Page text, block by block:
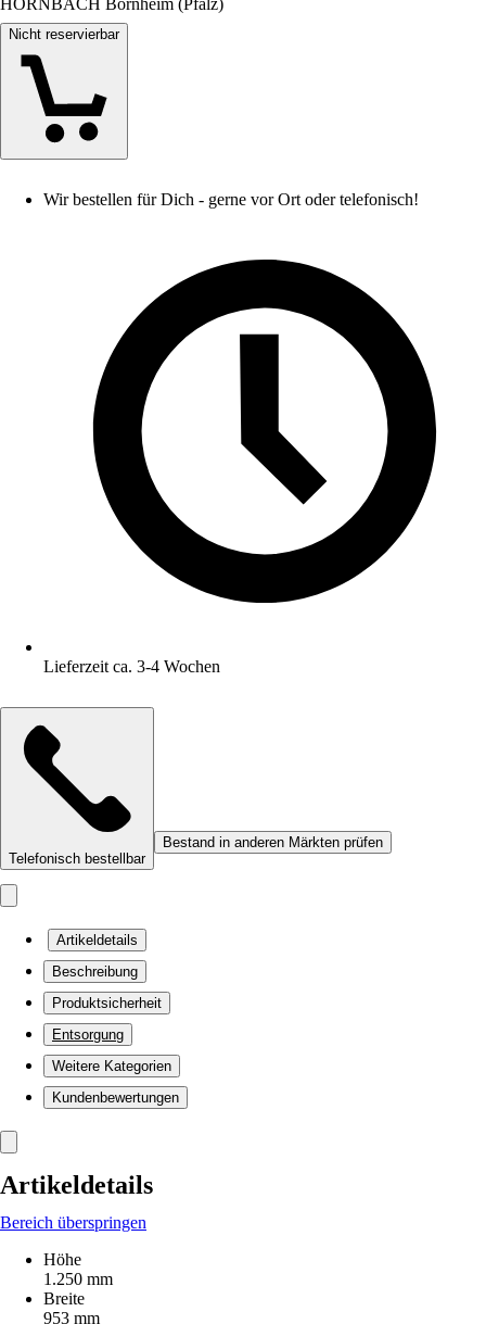
HORNBACH Bornheim (Pfalz)
Nicht reservierbar
Wir bestellen für Dich - gerne vor Ort oder telefonisch!
Lieferzeit ca. 3-4 Wochen
Telefonisch bestellbar
Bestand in anderen Märkten prüfen
Artikeldetails
Beschreibung
Produktsicherheit
Entsorgung
Weitere Kategorien
Kundenbewertungen
Artikeldetails
Bereich überspringen
Höhe
1.250 mm
Breite
953 mm